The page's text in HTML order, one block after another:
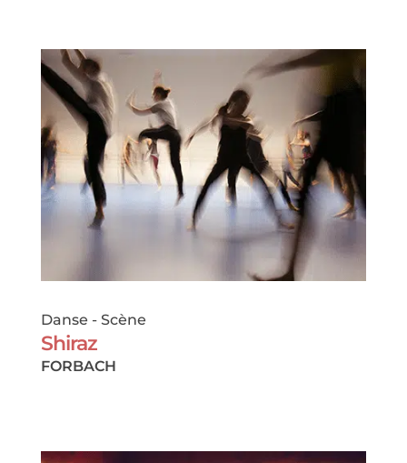
Danse - Scène
Shiraz
FORBACH